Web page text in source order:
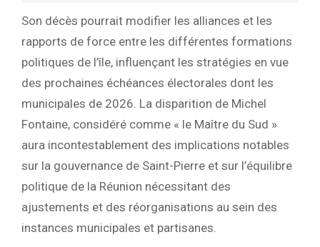
Son décès pourrait modifier les alliances et les
rapports de force entre les différentes formations
politiques de l’île, influençant les stratégies en vue
des prochaines échéances électorales dont les
municipales de 2026. La disparition de Michel
Fontaine, considéré comme « le Maître du Sud »
aura incontestablement des implications notables
sur la gouvernance de Saint-Pierre et sur l’équilibre
politique de la Réunion nécessitant des
ajustements et des réorganisations au sein des
instances municipales et partisanes.